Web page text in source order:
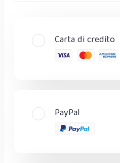
Carta di credito
PayPal